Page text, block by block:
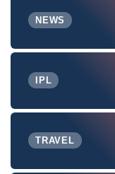
NEWS
IPL
TRAVEL